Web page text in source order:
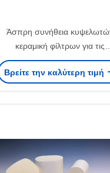
Άσπρη συνήθεια
κεραμική φίλτρων για τις
υποστηρίξεις καταλυτών
Βρείτε την καλύτερη τιμή